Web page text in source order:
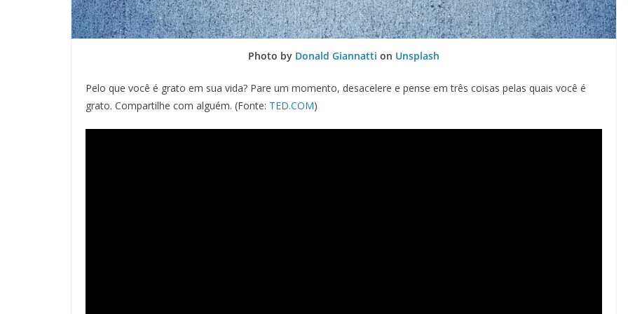
Photo by Donald Giannatti on Unsplash
Pelo que você é grato em sua vida? Pare um momento, desacelere e pense em três coisas pelas quais você é
grato. Compartilhe com alguém. (Fonte: TED.COM)